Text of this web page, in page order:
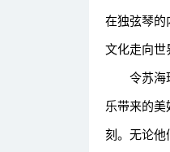
在独弦琴的
文化走向世
令苏海珍
乐带来的
刻。无论他